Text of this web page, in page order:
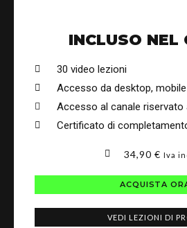
INCLUSO NEL
30 video lezioni
Accesso da desktop,
Accesso al canale riservato
Certificato di
34,90 € Iva
ACQUISTA
VEDI LEZIONI DI